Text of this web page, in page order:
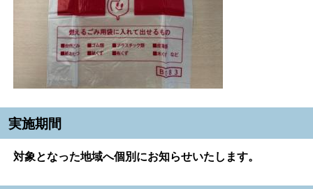
実施期間
対象となった地域へ個別にお知らせいたします。